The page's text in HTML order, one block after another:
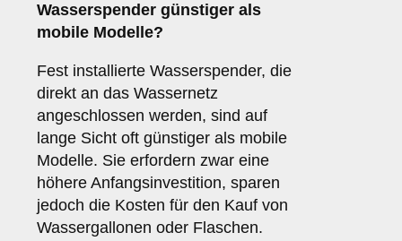
Wasserspender günstiger als
mobile Modelle?
Fest installierte Wasserspender, die
direkt an das Wassernetz
angeschlossen werden, sind auf
lange Sicht oft günstiger als mobile
Modelle. Sie erfordern zwar eine
höhere Anfangsinvestition, sparen
jedoch die Kosten für den Kauf von
Wassergallonen oder Flaschen.